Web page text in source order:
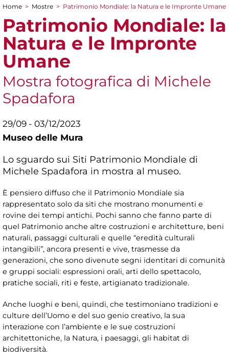
Tu sei qui
Home > Mostre > Patrimonio Mondiale: la Natura e le Impronte Umane
Patrimonio Mondiale: la
Natura e le Impronte
Umane
Mostra fotografica di Michele
Spadafora
29/09 - 03/12/2023
Museo delle Mura
Lo sguardo sui Siti Patrimonio Mondiale di
Michele Spadafora in mostra al museo.
È pensiero diffuso che il Patrimonio Mondiale sia
rappresentato solo da siti che mostrano monumenti e
rovine dei tempi antichi. Pochi sanno che fanno parte di
quel Patrimonio anche altre costruzioni e architetture, beni
naturali, passaggi culturali e quelle “eredità culturali
intangibili”, ancora presenti e vive, trasmesse da
generazioni, che sono divenute segni identitari di comunità
e gruppi sociali: espressioni orali, arti dello spettacolo,
pratiche sociali, riti e feste, artigianato tradizionale.
Anche luoghi e beni, quindi, che testimoniano tradizioni e
culture dell’Uomo e del suo genio creativo, la sua
interazione con l’ambiente e le sue costruzioni
architettoniche, la Natura, i paesaggi, gli habitat di
biodiversità.